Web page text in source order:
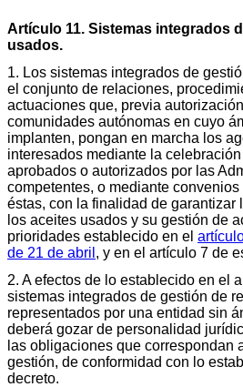
Artículo 11. Sistemas integrados
usados.
1. Los sistemas integrados de
el conjunto de relaciones,
actuaciones que, previa
comunidades autónomas en cuyo
implanten, pongan en marcha los
interesados mediante la
aprobados o autorizados por las
competentes, o mediante
éstas, con la finalidad de garantizar
los aceites usados y su gestión de
prioridades establecido en el
de 21 de abril , y en el artículo 7 de
2. A efectos de lo establecido en el
sistemas integrados de gestión de
representados por una entidad sin
deberá gozar de personalidad
las obligaciones que correspondan
gestión, de conformidad con lo
decreto.